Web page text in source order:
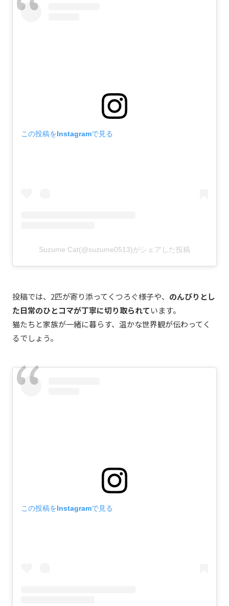
この投稿をInstagramで見る
Suzume Cat(@suzume0513)がシェアした投稿
投稿では、2匹が寄り添ってくつろぐ様子や、 のんびりとし
た日常のひとコマが丁寧に切り取られています。
猫たちと家族が一緒に暮らす、温かな世界観が伝わってく
るでしょう。
この投稿をInstagramで見る